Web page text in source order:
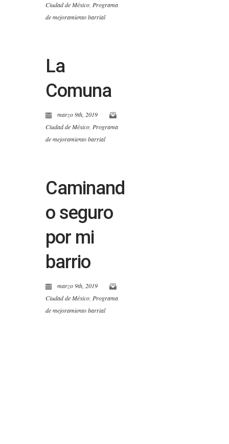
Ciudad de México Programa
de mejoramiento barrial
La
Comuna
marzo 9th, 2019
Ciudad de México Programa
de mejoramiento barrial
Caminand
o seguro
por mi
barrio
marzo 9th, 2019
Ciudad de México Programa
de mejoramiento barrial